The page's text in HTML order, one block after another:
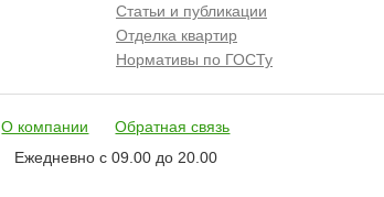
Статьи и публикации
Отделка квартир
Нормативы по ГОСТу
О компании
Обратная связь
Ежедневно с 09.00 до 20.00